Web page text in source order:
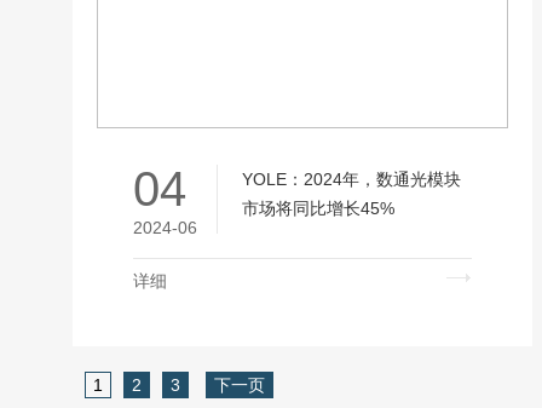
04
2024-06
YOLE：2024年，数通光模块
市场将同比增长45%
详细
1 2 3 下一页